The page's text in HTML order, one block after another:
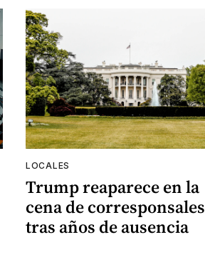
LOCALES
Trump reaparece en la
cena de corresponsales
tras años de ausencia